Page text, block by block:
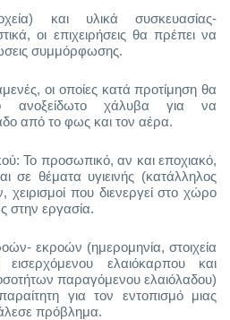
και υλικά συσκευασίας-
οι επιχειρήσεις θα πρέπει να
συμμόρφωσης.
οι οποίες κατά προτίμηση θα
ανοξείδωτο χάλυβα για να
από το φως και τον αέρα.
Το προσωπικό, αν και εποχιακό,
σε θέματα υγιεινής (κατάλληλος
χειρισμοί που διενεργεί στο χώρο
στην εργασία.
εκροών (ημερομηνία, στοιχεία
ελαιόκαρπου και
παραγόμενου ελαιόλαδου)
για τον εντοπισμό μιας
πρόβλημα.